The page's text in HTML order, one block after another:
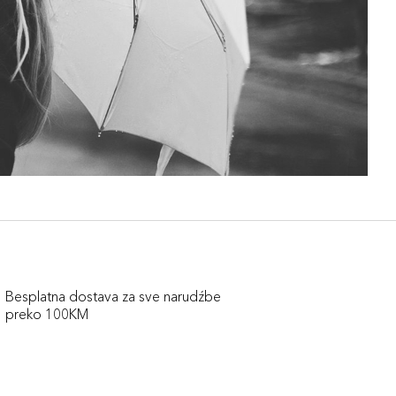
Besplatna dostava za sve narudźbe
preko 100KM